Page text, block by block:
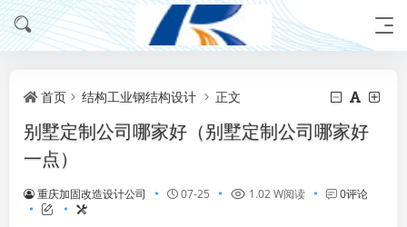
首页 结构工业钢结构设计 正文
别墅定制公司哪家好（别墅定制公司哪家好
一点）
重庆加固改造设计公司 07-25 1.02 W阅读 0评论